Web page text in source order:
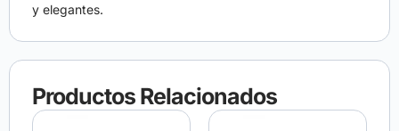
y elegantes.
Productos Relacionados